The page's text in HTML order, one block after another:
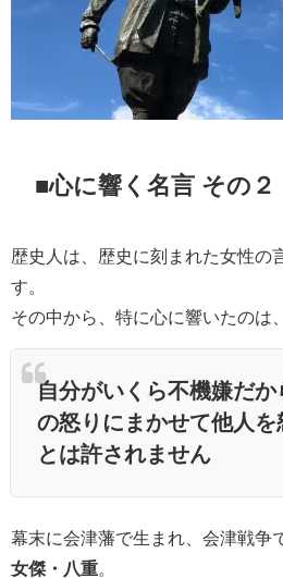
■心に響く名言 その２
歴史人は、歴史に刻まれた女性の
す。
その中から、特に心に響いたのは、
自分がいくら不機嫌だ
の怒りにまかせて他人を
とは許されません
幕末に会津藩で生まれ、会津戦争
女傑・八重